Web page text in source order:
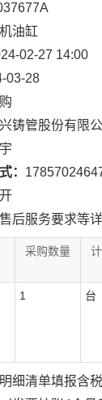
油缸
02-27 14:00
03-28
铸管股份有限
：
后服务要求等详
采购数量
1 台
细清单填报含